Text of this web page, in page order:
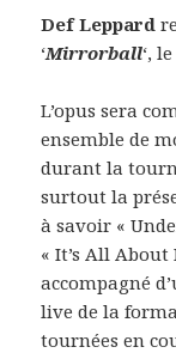
Def Leppard
‘Mirrorball‘,
L’opus sera
ensemble de
durant la
surtout la
à savoir «
« It’s All
accompagné
live de la
tournées en